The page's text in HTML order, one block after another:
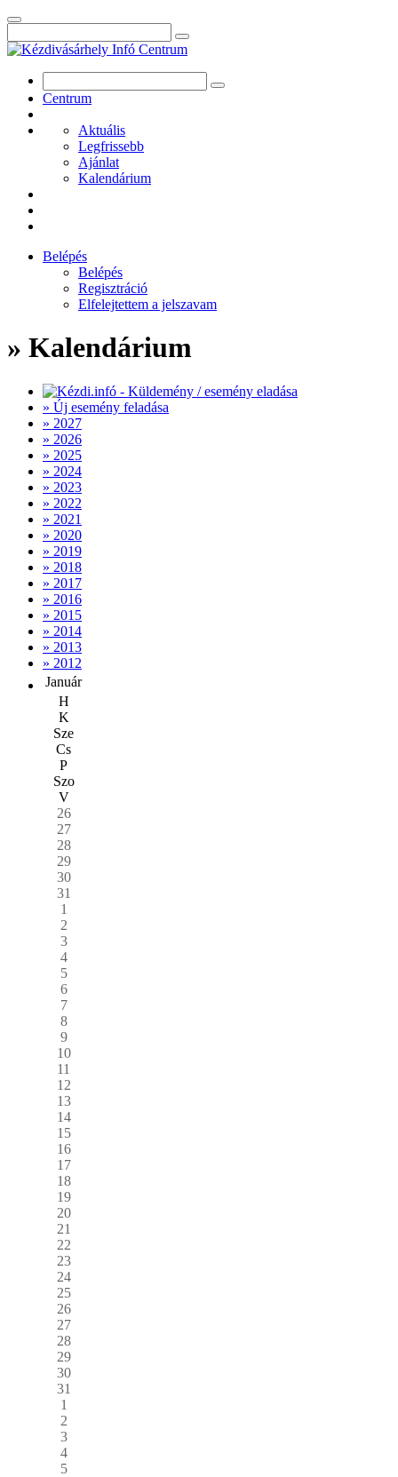
Centrum
Aktuális
Legfrissebb
Ajánlat
Kalendárium
Belépés
Belépés
Regisztráció
Elfelejtettem a jelszavam
» Kalendárium
» Új esemény feladása
» 2027
» 2026
» 2025
» 2024
» 2023
» 2022
» 2021
» 2020
» 2019
» 2018
» 2017
» 2016
» 2015
» 2014
» 2013
» 2012
Január
H
K
Sze
Cs
P
Szo
V
26
27
28
29
30
31
1
2
3
4
5
6
7
8
9
10
11
12
13
14
15
16
17
18
19
20
21
22
23
24
25
26
27
28
29
30
31
1
2
3
4
5